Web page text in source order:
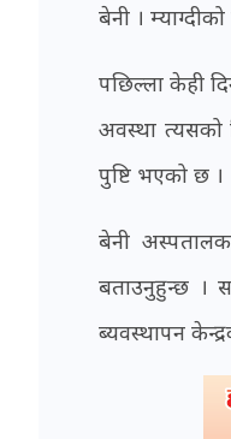
बेनी ।
पछिल्ला केही
अवस्था त्यसको
पुष्टि भएको छ ।
बेनी
बताउनुहुन्छ ।
ब्यवस्थापन